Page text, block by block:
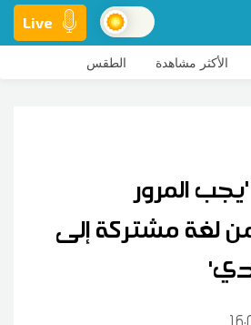
Live
الأكثر مشاهدة الطقس
المرور
من لغة مشتركة إلى